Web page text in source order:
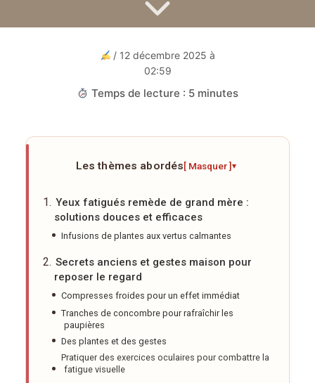
/ 12 décembre 2025 à
02:59
Temps de lecture : 5 minutes
Les thèmes abordés[ Masquer ]▾
Yeux fatigués remède de grand mère :
solutions douces et efficaces
Infusions de plantes aux vertus calmantes
Secrets anciens et gestes maison pour
reposer le regard
Compresses froides pour un effet immédiat
Tranches de concombre pour rafraîchir les
paupières
Des plantes et des gestes
Pratiquer des exercices oculaires pour combattre la
fatigue visuelle